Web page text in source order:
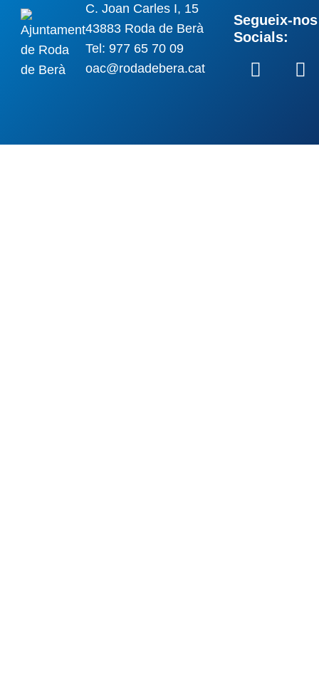
C. Joan Carles I, 15
43883 Roda de Berà
Tel: 977 65 70 09
oac@rodadebera.cat
Segueix-
Socials: